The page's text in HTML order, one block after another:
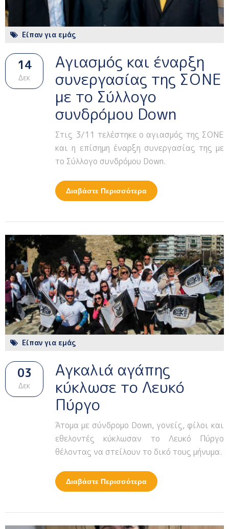
Είπαν για εμάς
14
Δεκ
Αγιασμός και έναρξη
συνεργασίας της ΣΟΝΕ
με το Σύλλογο
συνδρόμου Down
Στις 3/11 τελέστηκε ο αγιασμός της ΣΟΝΕ
και η επίσημη έναρξη συνεργασίας της με
το Σύλλογο συνδρόμου Down.
Διαβάστε Περισσότερα Για Αγιασμός Και
Έναρξη Συνεργασίας
Down
Είπαν για εμάς
03
Δεκ
Αγκαλιά αγάπης
κύκλωσε το Λευκό
Πύργο
Άτομα με σύνδρομο Down, γονείς, φίλοι και
εθελοντές κύκλωσαν το Λευκό Πύργο
θέλοντας να στείλουν το δικό τους μήνυμα.
Διαβάστε Περισσότερα Για Αγκαλιά Αγάπης
Κύκλωσε Το Λευκό